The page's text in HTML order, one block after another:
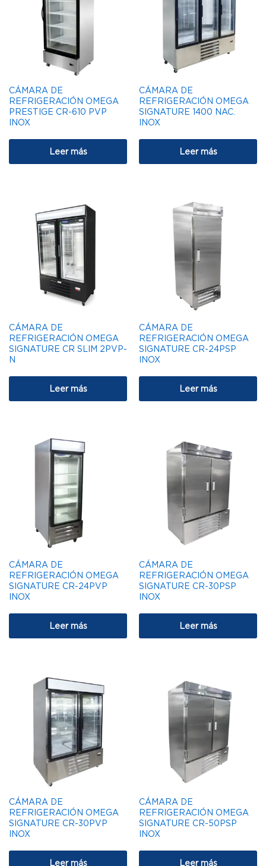
CÁMARA DE
REFRIGERACIÓN OMEGA
PRESTIGE CR-610 PVP
INOX
Leer más
CÁMARA DE
REFRIGERACIÓN OMEGA
SIGNATURE 1400 NAC.
INOX
Leer más
CÁMARA DE
REFRIGERACIÓN OMEGA
SIGNATURE CR SLIM 2PVP-
N
Leer más
CÁMARA DE
REFRIGERACIÓN OMEGA
SIGNATURE CR-24PSP
INOX
Leer más
CÁMARA DE
REFRIGERACIÓN OMEGA
SIGNATURE CR-24PVP
INOX
Leer más
CÁMARA DE
REFRIGERACIÓN OMEGA
SIGNATURE CR-30PSP
INOX
Leer más
CÁMARA DE
REFRIGERACIÓN OMEGA
SIGNATURE CR-30PVP
INOX
Leer más
CÁMARA DE
REFRIGERACIÓN OMEGA
SIGNATURE CR-50PSP
INOX
Leer más